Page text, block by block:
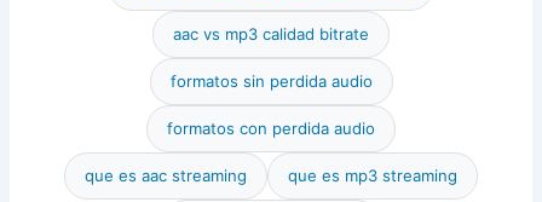
aac vs mp3 calidad bitrate
formatos sin perdida audio
formatos con perdida audio
que es aac streaming que es mp3 streaming